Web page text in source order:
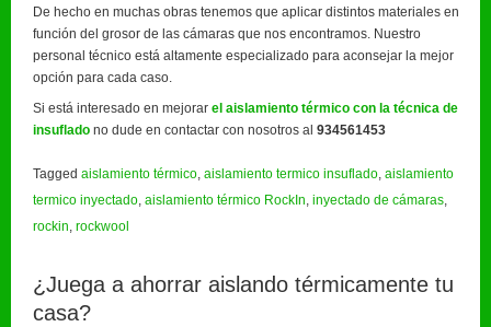
De hecho en muchas obras tenemos que aplicar distintos materiales en
función del grosor de las cámaras que nos encontramos. Nuestro
personal técnico está altamente especializado para aconsejar la mejor
opción para cada caso.
Si está interesado en mejorar el aislamiento térmico con la técnica de
insuflado no dude en contactar con nosotros al 934561453
Tagged aislamiento térmico, aislamiento termico insuflado, aislamiento
termico inyectado, aislamiento térmico RockIn, inyectado de cámaras,
rockin, rockwool
¿Juega a ahorrar aislando térmicamente tu
casa?